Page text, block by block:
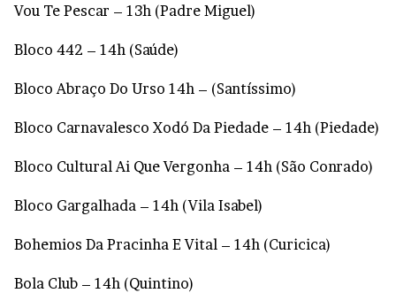
Vou Te Pescar – 13h (Padre Miguel)
Bloco 442 – 14h (Saúde)
Bloco Abraço Do Urso 14h – (Santíssimo)
Bloco Carnavalesco Xodó Da Piedade – 14h (Piedade)
Bloco Cultural Ai Que Vergonha – 14h (São Conrado)
Bloco Gargalhada – 14h (Vila Isabel)
Bohemios Da Pracinha E Vital – 14h (Curicica)
Bola Club – 14h (Quintino)